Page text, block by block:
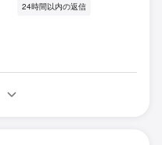
24時間以内の返信